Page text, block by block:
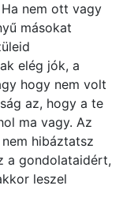
nem ott vagy
másokat
elég jók, a
hogy nem volt
az, hogy a te
ma vagy. Az
hibáztatsz
a gondolataidért,
leszel